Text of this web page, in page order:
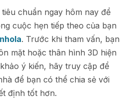
chuẩn ngay hôm nay để
cuộc hẹn tiếp theo của bạn
. Trước khi tham vấn, bạn
mặt hoặc thân hình 3D hiện
ý kiến, hãy truy cập để
để bạn có thể chia sẻ với
định tốt hơn.